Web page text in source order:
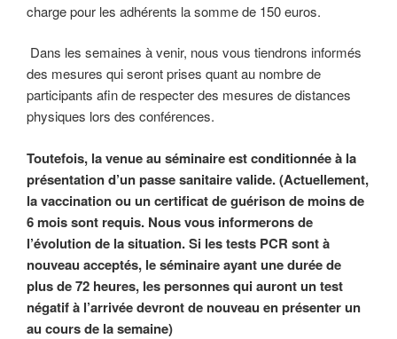
charge pour les adhérents la somme de 150 euros.
Dans les semaines à venir, nous vous tiendrons informés
des mesures qui seront prises quant au nombre de
participants afin de respecter des mesures de distances
physiques lors des conférences.
Toutefois, la venue au séminaire est conditionnée à la
présentation d’un passe sanitaire valide. (Actuellement,
la vaccination ou un certificat de guérison de moins de
6 mois sont requis. Nous vous informerons de
l’évolution de la situation. Si les tests PCR sont à
nouveau acceptés, le séminaire ayant une durée de
plus de 72 heures, les personnes qui auront un test
négatif à l’arrivée devront de nouveau en présenter un
au cours de la semaine)